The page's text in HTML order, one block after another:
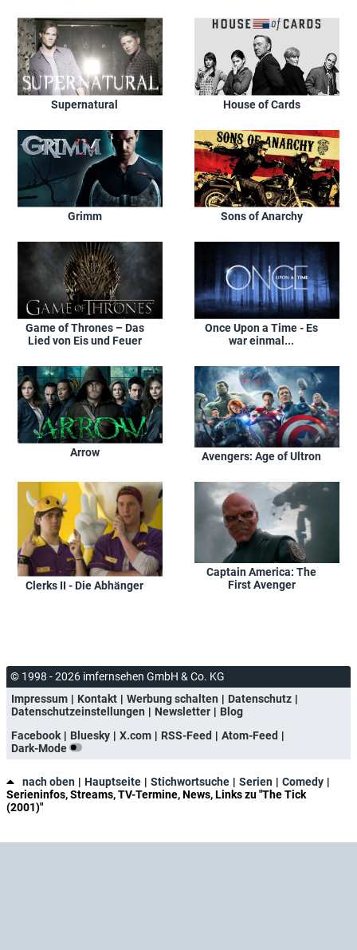
Supernatural House of Cards
Grimm Sons of Anarchy
Game of Thrones – Das
Lied von Eis und Feuer
Once Upon a Time - Es
war einmal...
Arrow Avengers: Age of Ultron
Clerks II - Die Abhänger
Captain America: The
First Avenger
© 1998 - 2026 imfernsehen GmbH & Co. KG
Impressum
Kontakt Werbung schalten
Datenschutz
Datenschutzeinstellungen
Newsletter
Blog
Facebook
Bluesky X.com RSS-Feed
Atom-Feed
Dark-Mode
nach oben Hauptseite Stichwortsuche Serien
Comedy
Serieninfos, Streams, TV-Termine, News, Links zu "The Tick
(2001)"